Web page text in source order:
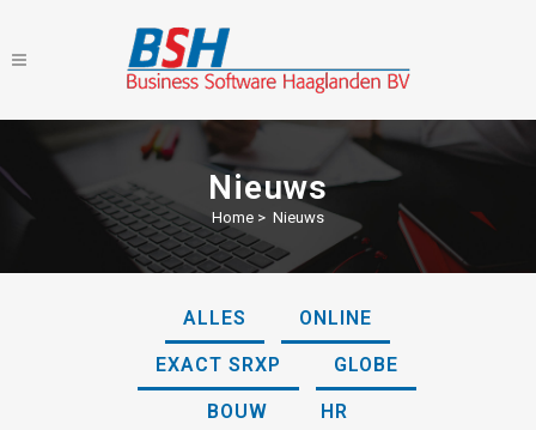
Nieuws
Home > Nieuws
ALLES ONLINE
EXACT SRXP GLOBE
BOUW HR